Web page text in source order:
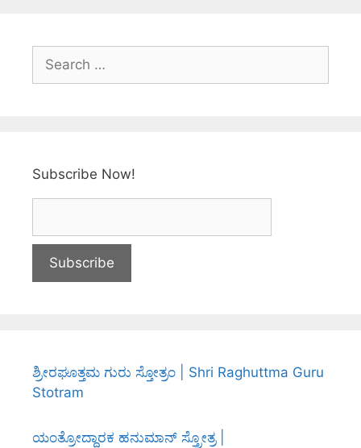
Subscribe Now!
ಶ್ರೀರಘೂತ್ತಮ ಗುರು ಸ್ತೋತ್ರಂ | Shri Raghuttma Guru
Stotram
ಯಂತ್ರೋದ್ಧಾರಕ ಹನುಮಾನ್ ಸ್ತ್ರೋತ್ರ |